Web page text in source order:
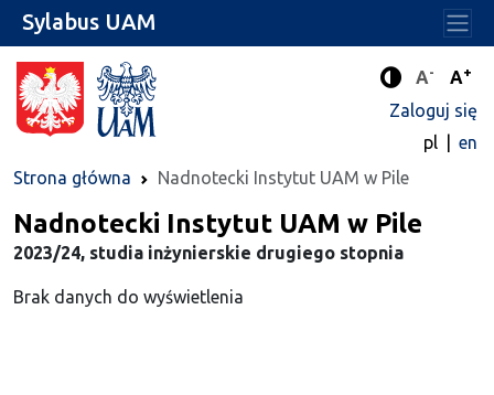
Tryb
A- A+
Zaloguj się
pl
en
Strona główna
Nadnotecki Instytut UAM w Pile
Sylabus UAM
Nadnotecki Instytut UAM w Pile
2023/24, studia inżynierskie drugiego stopnia
Brak danych do wyświetlenia